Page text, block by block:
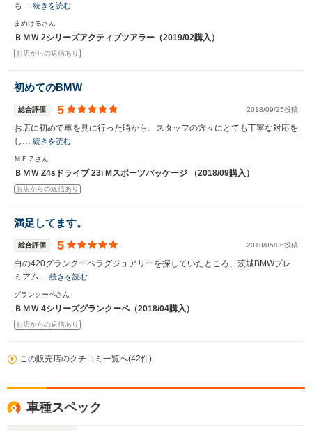
も… 続きを読む
まめけるさん
ＢＭＷ 2シリーズアクティブツアラー（2019/02購入）
お店からの返信あり
初めてのBMW
総合評価 5 2018/09/25投稿
お店に初めて車を見に行った時から、スタッフの方々にとても丁寧な対応を
し… 続きを読む
ＭＥＺさん
ＢＭＷ Z4sドライブ 23i Mスポーツパッケージ （2018/09購入）
お店からの返信あり
満足してます。
総合評価 5 2018/05/06投稿
白の420グランクーペラグジュアリーを探していたところ、茨城BMWプレ
ミアム… 続きを読む
グランクーペさん
ＢＭＷ 4シリーズグランクーペ（2018/04購入）
お店からの返信あり
この販売店のクチコミ一覧へ(42件)
車種スペック